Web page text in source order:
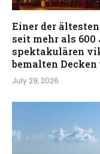
Einer der
seit mehr als
spektakulären
bemalten
July 29, 2026